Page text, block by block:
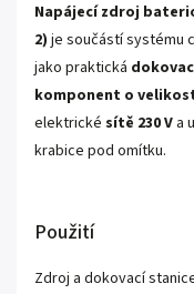
Napájecí zdroj
2) je součástí systému
jako praktická
komponent o
elektrické sítě 230 V a
krabice pod omítku.
Použití
Zdroj a dokovací